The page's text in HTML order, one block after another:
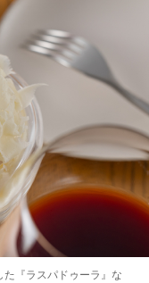
『ラスパドゥーラ』な